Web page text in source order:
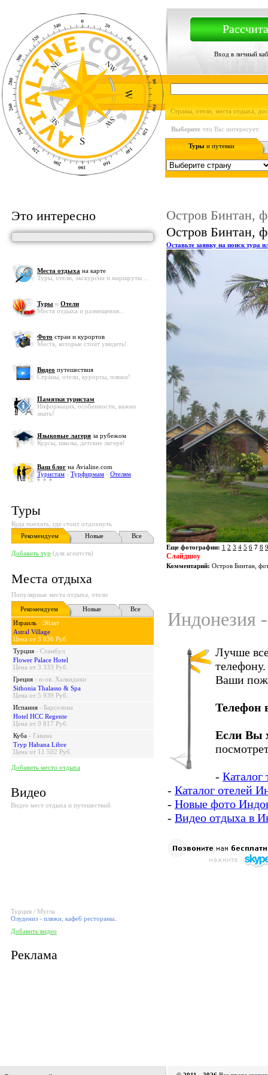
Вход в личный
Страны, отели, места отдыха,
Выберите что Вас интересует:
Туры и путевки
Это интересно
Места отдыха на карте
Туры, отели, экскурсии и маршруты ...
Туры и Отели
Места отдыха и размещения...
Фото стран и курортов
Места, которые стоит увидеть!
Видео путешествия
Страны, отели, курорты, пляжи!
Памятки туристам
Информация, особенности, важно
знать!
Языковые лагеря за рубежом
Курсы, школы, детские лагеря!
Ваш блог на Avialine.com
Туристам - Турфирмам - Отелям
Туры
Куда поехать, где стоит отдохнуть
Рекомендуем
Новые Все
Добавить тур (для агентств)
Места отдыха
Популярные места отдыха, отели
Рекомендуем
Новые
Все
Израиль - Эйлат
Astral Village
Цена от 3 636 Руб.
Турция - Стамбул
Flower Palace Hotel
Цена от 3 333 Руб.
Греция - п-ов. Халкидики
Sithonia Thalasso & Spa
Цена от 5 939 Руб.
Испания - Барселона
Hotel HCC Regente
Цена от 9 817 Руб.
Куба - Гавана
Tryp Habana Libre
Цена от 11 502 Руб.
Добавить место отдыха
Видео
Видео мест отдыха и путешествий
Турция / Мугла
Олудениз - пляжи, кафе6 рестораны..
Добавить видео
Реклама
Остров Бинтан,
Остров Бинтан,
Оставьте заявку на поиск тура
Еще фотографии: 1 2 3 4 5 6 7 8 9
Слайдшоу
Комментарий: Остров Бинтан,
Индонезия
Лучше
Ваши
Телефон
Если Вы
-
- Каталог отелей
- Новые фото
- Видео отдыха в